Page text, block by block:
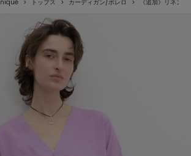
トップス カーディガン/ボレロ 《追加》リネン